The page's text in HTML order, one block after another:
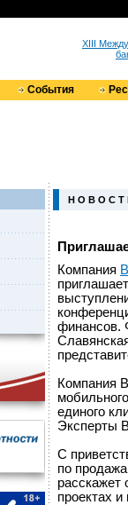
XIII
События
Н О В О С Т
Компания
финансов.
Компания
единого
Эксперты
С
по
расскажет
проектах и